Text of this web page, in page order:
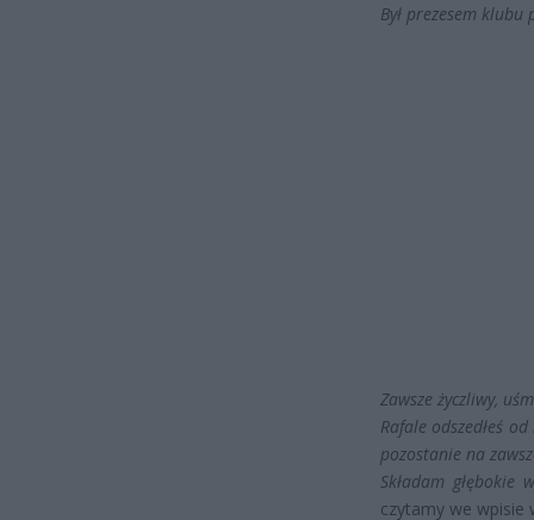
Był prezesem
Zawsze życzliwy,
Rafale odszedłeś
pozostanie na
Składam głębokie
czytamy we wpisie